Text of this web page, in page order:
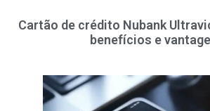
Cartão de crédito Nubank
benefícios e